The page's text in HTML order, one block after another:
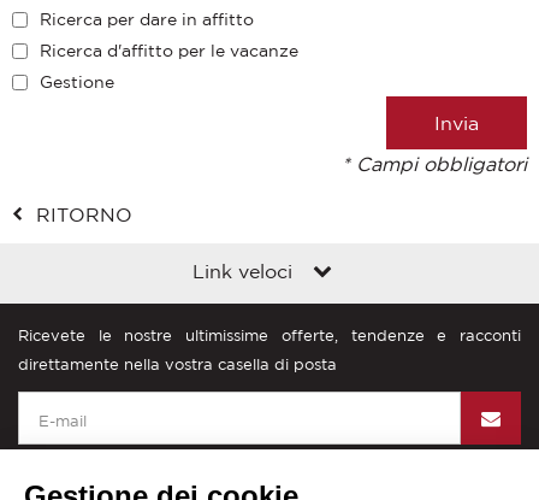
Ricerca per dare in affitto
Ricerca d'affitto per le vacanze
Gestione
* Campi obbligatori
RITORNO
Link veloci
Ricevete le nostre ultimissime offerte, tendenze e racconti
direttamente nella vostra casella di posta